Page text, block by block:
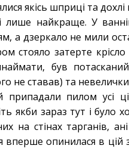
якісь шприці та
найкраще. У
а дзеркало не мили
стояло затерте
був
не ставав) та
припадали пилом усі
якби зараз тут і було
на стінах тарганів,
опинилася в цій